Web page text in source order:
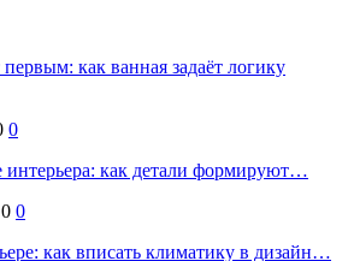
как ванная задаёт логику
0
интерьера: как детали формируют…
0 0
как вписать климатику в дизайн…